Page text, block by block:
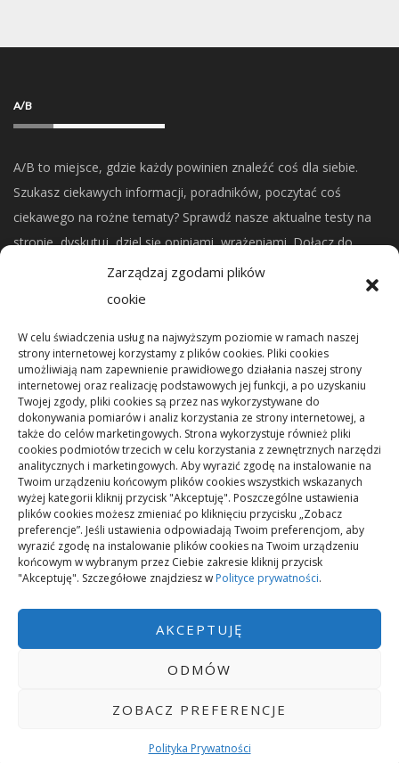
Zarządzaj zgodami plików
cookie
W celu świadczenia usług na najwyższym poziomie w ramach naszej
strony internetowej korzystamy z plików cookies. Pliki cookies
umożliwiają nam zapewnienie prawidłowego działania naszej strony
internetowej oraz realizację podstawowych jej funkcji, a po uzyskaniu
Twojej zgody, pliki cookies są przez nas wykorzystywane do
dokonywania pomiarów i analiz korzystania ze strony internetowej, a
także do celów marketingowych. Strona wykorzystuje również pliki
cookies podmiotów trzecich w celu korzystania z zewnętrznych narzędzi
analitycznych i marketingowych. Aby wyrazić zgodę na instalowanie na
Twoim urządzeniu końcowym plików cookies wszystkich wskazanych
wyżej kategorii kliknij przycisk "Akceptuję". Poszczególne ustawienia
plików cookies możesz zmieniać po kliknięciu przycisku „Zobacz
preferencje”. Jeśli ustawienia odpowiadają Twoim preferencjom, aby
wyrazić zgodę na instalowanie plików cookies na Twoim urządzeniu
końcowym w wybranym przez Ciebie zakresie kliknij przycisk
"Akceptuję". Szczegółowe znajdziesz w Polityce prywatności.
AKCEPTUJĘ
ODMÓW
ZOBACZ PREFERENCJE
Polityka Prywatności
A/B
A/B to miejsce, gdzie każdy powinien znaleźć coś dla siebie.
Szukasz ciekawych informacji, poradników, poczytać coś
ciekawego na rożne tematy? Sprawdź nasze aktualne testy na
stronie, dyskutuj, dziel się opiniami, wrażeniami. Dołącz do
naszej społeczności.
Mikrorachunek podatkowy: przelewy i księgowanie
Podstawowe rodzaje śrub – przegląd najważniejszych
typów
Pielęgnacja podłogi po remoncie: jak wydłużyć dobry
efekt
Remont podłogi przed przeprowadzką: kolejność prac
ZASILANY PRZEZ WORDPRESS|TEMAT:GREATMAGBY ATHEMES.